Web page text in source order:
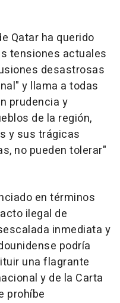
Qatar ha querido
tensiones actuales
desastrosas
y llama a todas
prudencia y
de la región,
y sus trágicas
no pueden tolerar"
en términos
ilegal de
inmediata y
podría
una flagrante
y de la Carta
prohíbe